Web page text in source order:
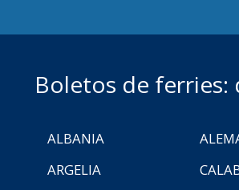
Boletos de ferries:
ALBANIA
ARGELIA